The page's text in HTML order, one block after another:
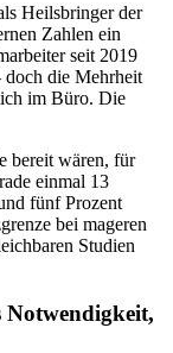
Heilsbringer der
Zahlen ein
seit 2019
doch die Mehrheit
im Büro. Die
bereit wären, für
einmal 13
fünf Prozent
bei mageren
Studien